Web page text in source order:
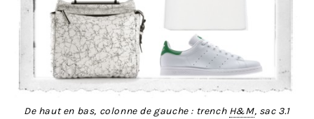
De haut en bas, colonne de gauche : trench H&M, sac 3.1